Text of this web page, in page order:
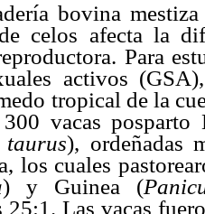
bovina
celos afecta la
Para
activos
tropical de la
vacas posparto
taurus), ordeñadas
los cuales
) y Guinea (
25:1. Las vacas